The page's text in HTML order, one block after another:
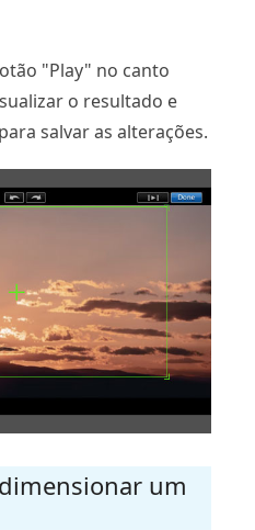
"Play" no canto
o resultado e
salvar as alterações.
um